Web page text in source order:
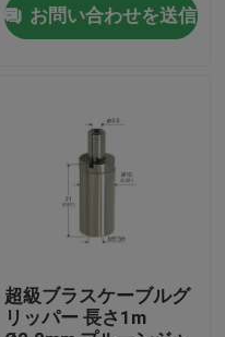
お問い合わせを送信
超級ブラスケーブルグ
リッパー 長さ1m